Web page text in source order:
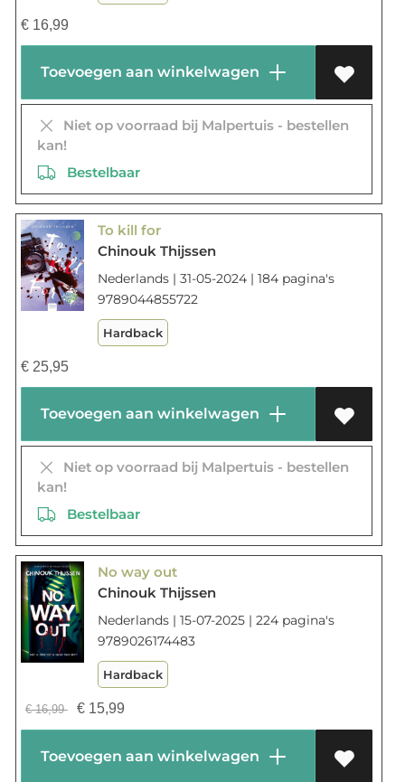
€16,99
Toevoegen aan winkelwagen
Niet op voorraad bij Malpertuis - bestellen
kan!
Bestelbaar
To kill for
Chinouk Thijssen
Nederlands | 31-05-2024 | 184 pagina's
9789044855722
Hardback
€25,95
Toevoegen aan winkelwagen
Niet op voorraad bij Malpertuis - bestellen
kan!
Bestelbaar
No way out
Chinouk Thijssen
Nederlands | 15-07-2025 | 224 pagina's
9789026174483
Hardback
€16,99 €15,99
Toevoegen aan winkelwagen